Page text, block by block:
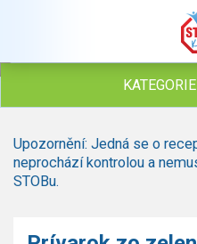
Polévky
Studená kuchyně
Upozornění: Jedná se o
neprochází kontrolou a
STOBu.